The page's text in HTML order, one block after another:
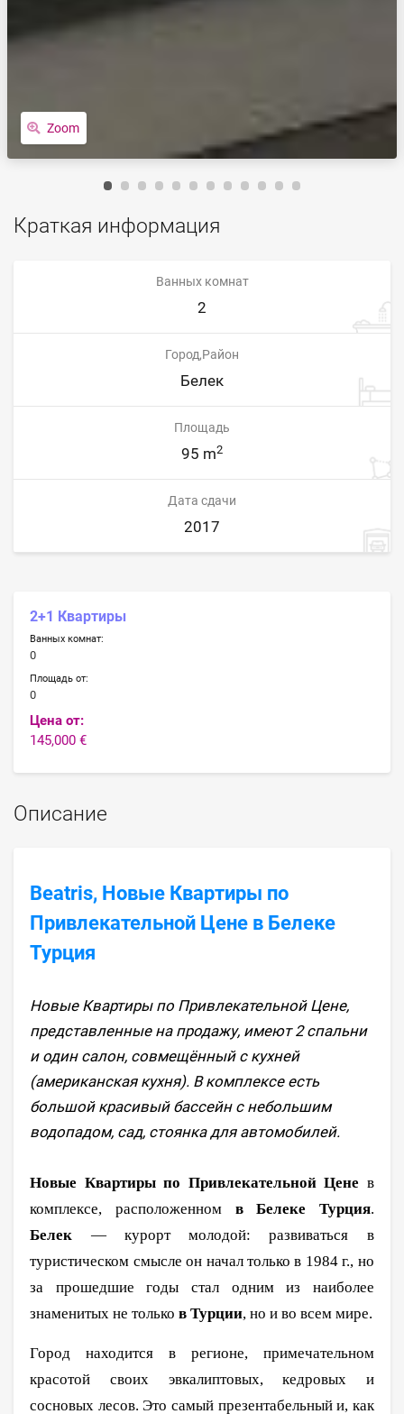
Zoom
Краткая информация
Ванных комнат
2
Город,Район
Белек
Площадь
95 m2
Дата сдачи
2017
2+1 Квартиры
Ванных комнат:
0
Площадь от:
0
Цена от:
145,000 €
Описание
Beatris, Новые Квартиры по
Привлекательной Цене в Белеке
Турция
Новые Квартиры по Привлекательной Цене,
представленные на продажу, имеют 2 спальни
и один салон, совмещённый с кухней
(американская кухня). В комплексе есть
большой красивый бассейн с небольшим
водопадом, сад, стоянка для автомобилей.
Новые Квартиры по Привлекательной Цене в
комплексе, расположенном в Белеке Турция.
Белек — курорт молодой: развиваться в
туристическом смысле он начал только в 1984 г., но
за прошедшие годы стал одним из наиболее
знаменитых не тольков Турции, но и во всем мире.
Город находится в регионе, примечательном
красотой своих эвкалиптовых, кедровых и
сосновых лесов. Это самый презентабельный и, как